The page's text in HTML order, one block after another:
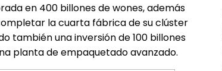
en 400 billones de wones, además
la cuarta fábrica de su clúster
también una inversión de 100 billones
planta de empaquetado avanzado.